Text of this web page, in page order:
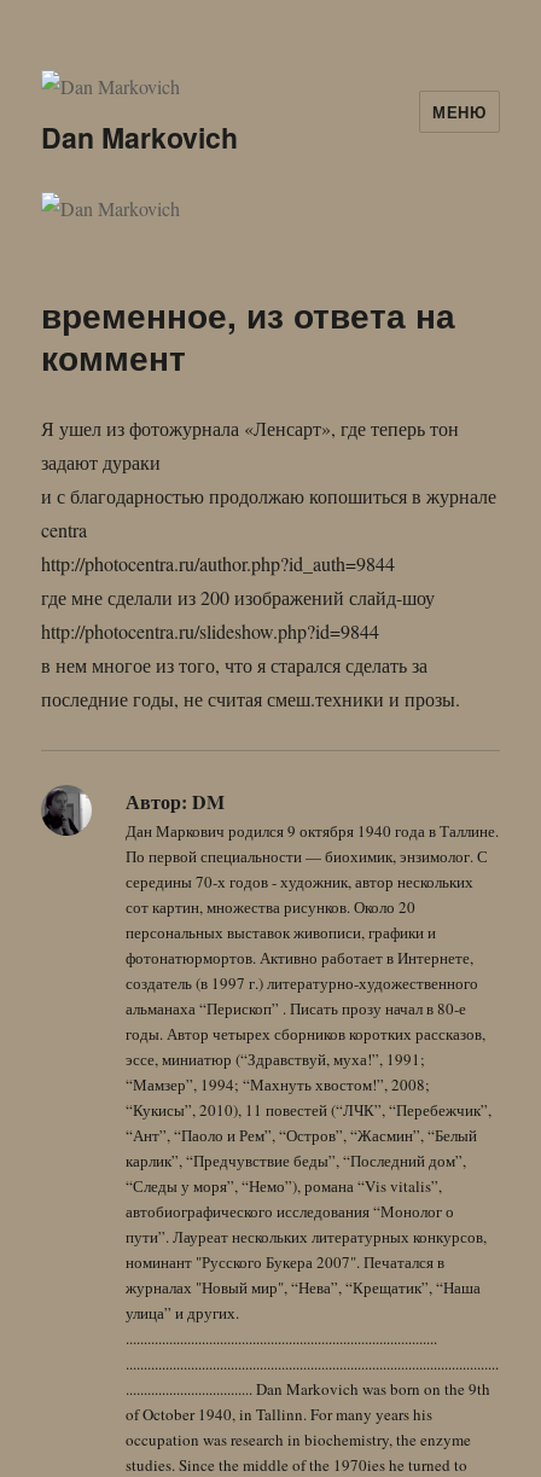
Dan Markovich
МЕНЮ
временное, из ответа на
коммент
Я ушел из фотожурнала «Ленсарт», где теперь тон
задают дураки
и с благодарностью продолжаю копошиться в журнале
centra
http://photocentra.ru/author.php?id_auth=9844
где мне сделали из 200 изображений слайд-шоу
http://photocentra.ru/slideshow.php?id=9844
в нем многое из того, что я старался сделать за
последние годы, не считая смеш.техники и прозы.
Автор: DM
Дан Маркович родился 9 октября 1940 года в Таллине.
По первой специальности — биохимик, энзимолог. С
середины 70-х годов - художник, автор нескольких
сот картин, множества рисунков. Около 20
персональных выставок живописи, графики и
фотонатюрмортов. Активно работает в Интернете,
создатель (в 1997 г.) литературно-художественного
альманаха “Перископ” . Писать прозу начал в 80-е
годы. Автор четырех сборников коротких рассказов,
эссе, миниатюр (“Здравствуй, муха!”, 1991;
“Мамзер”, 1994; “Махнуть хвостом!”, 2008;
“Кукисы”, 2010), 11 повестей (“ЛЧК”, “Перебежчик”,
“Ант”, “Паоло и Рем”, “Остров”, “Жасмин”, “Белый
карлик”, “Предчувствие беды”, “Последний дом”,
“Следы у моря”, “Немо”), романа “Vis vitalis”,
автобиографического исследования “Монолог о
пути”. Лауреат нескольких литературных конкурсов,
номинант "Русского Букера 2007". Печатался в
журналах "Новый мир", “Нева”, “Крещатик”, “Наша
улица” и других.
......................................................................................
.......................................................................................................
................................... Dan Markovich was born on the 9th
of October 1940, in Tallinn. For many years his
occupation was research in biochemistry, the enzyme
studies. Since the middle of the 1970ies he turned to